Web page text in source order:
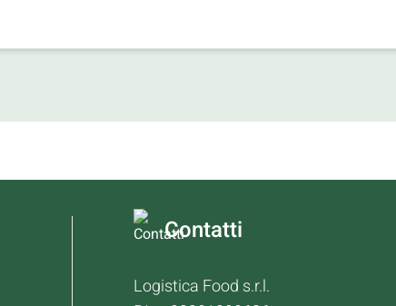
Contatti
Logistica Food s.r.l.